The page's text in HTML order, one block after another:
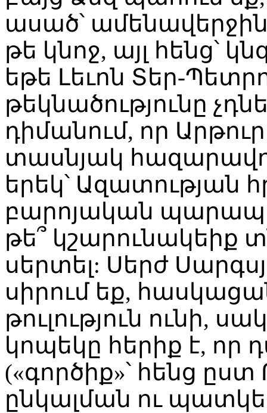
ասած՝
թե կնոջ, այլ հենց՝
եթե Լեւոն Տեր-
թեկնածությունը
դիմանում, որ
տասնյակ հազարավոր
երեկ՝ Ազատության
բարոյական
թե՞ կշարունակեիք
սերտել: Սերժ
սիրում եք,
թուլություն ունի,
կոպեկը հերիք է, որ
(«գործիք»՝ հենց
ընկալման ու